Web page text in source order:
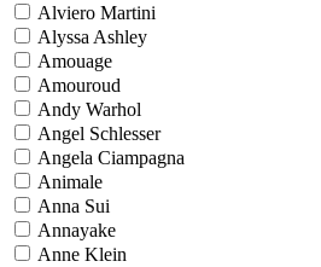
Alviero Martini
Alyssa Ashley
Amouage
Amouroud
Andy Warhol
Angel Schlesser
Angela Ciampagna
Animale
Anna Sui
Annayake
Anne Klein